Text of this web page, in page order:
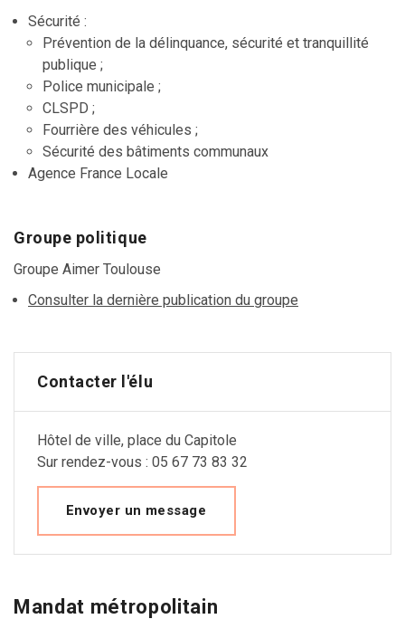
Sécurité :
Prévention de la délinquance, sécurité et tranquillité
publique ;
Police municipale ;
CLSPD ;
Fourrière des véhicules ;
Sécurité des bâtiments communaux
Agence France Locale
Groupe politique
Groupe Aimer Toulouse
Consulter la dernière publication du groupe
Contacter l'élu
Hôtel de ville, place du Capitole
Sur rendez-vous : 05 67 73 83 32
Envoyer un message
Mandat métropolitain